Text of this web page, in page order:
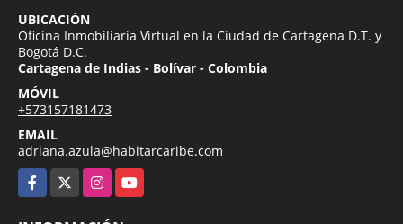
UBICACIÓN
Oficina Inmobiliaria Virtual en la Ciudad de Cartagena D.T. y
Bogotá D.C.
Cartagena de Indias - Bolívar - Colombia
MÓVIL
+573157181473
EMAIL
adriana.azula@habitarcaribe.com
Facebook
InstagramYouTube